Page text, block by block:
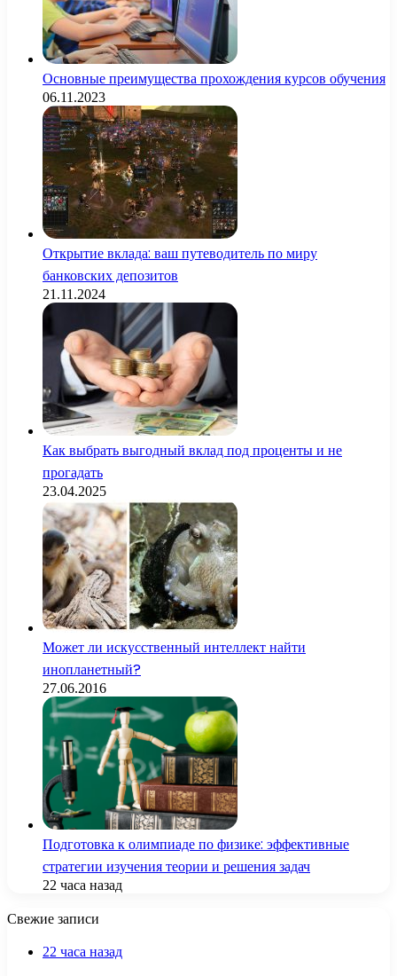
Основные преимущества прохождения курсов обучения
06.11.2023
Открытие вклада: ваш путеводитель по миру
банковских депозитов
21.11.2024
Как выбрать выгодный вклад под проценты и не
прогадать
23.04.2025
Может ли искусственный интеллект найти
инопланетный?
27.06.2016
Подготовка к олимпиаде по физике: эффективные
стратегии изучения теории и решения задач
22 часа назад
Свежие записи
22 часа назад